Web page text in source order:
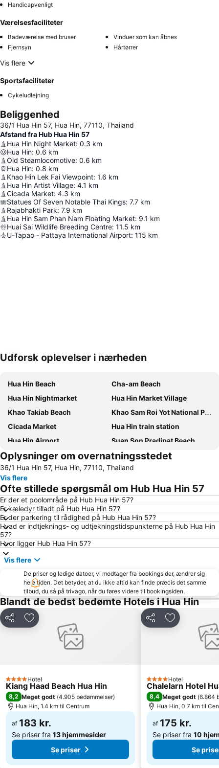
Handicapvenligt
Værelsesfaciliteter
Badeværelse med bruser
Vinduer som kan åbnes
Fjernsyn
Hårtørrer
Vis flere
Sportsfaciliteter
Cykeludlejning
Beliggenhed
36/1 Hua Hin 57, Hua Hin, 77110, Thailand
Afstand fra Hub Hua Hin 57
Hua Hin Night Market: 0.3 km
Hua Hin: 0.6 km
Old Steamlocomotive: 0.6 km
Hua Hin: 0.8 km
Khao Hin Lek Fai Viewpoint: 1.6 km
Hua Hin Artist Village: 4.1 km
Cicada Market: 4.3 km
Statues Of Seven Notable Thai Kings: 7.7 km
Rajabhakti Park: 7.9 km
Hua Hin Sam Phan Nam Floating Market: 9.1 km
Huai Sai Wildlife Breeding Centre: 11.5 km
U-Tapao - Pattaya International Airport: 115 km
Udvid kort
Udforsk oplevelser i nærheden
Hua Hin Beach
Cha-am Beach
Hua Hin Nightmarket
Hua Hin Market Village
Khao Takiab Beach
Khao Sam Roi Yot National Park
Cicada Market
Hua Hin train station
Hua Hin Airport
Suan Son Pradipat Beach
Oplysninger om overnatningsstedet
36/1 Hua Hin 57, Hua Hin, 77110, Thailand
Vis flere
Ofte stillede spørgsmål om Hub Hua Hin 57
Er der et poolområde på Hub Hua Hin 57?
Er kæledyr tilladt på Hub Hua Hin 57?
Er der parkering til rådighed på Hub Hua Hin 57?
Hvad er indtjeknings- og udtjekningstidspunkterne på Hub Hua Hin
57?
Hvor ligger Hub Hua Hin 57?
Vis flere
De priser og ledige datoer, vi modtager fra bookingsider, ændrer sig
hele tiden. Det betyder, at du ikke altid kan finde præcis det samme
tilbud, du så på trivago, når du føres videre til bookingsiden.
Blandt de bedst bedømte Hotels i Hua Hin
Del Føj til favoritter
4 Stjerner
Hotel
Kiang Haad Beach Hua Hin
8,2 Meget godt (4.905 bedømmelser)
Hua Hin, 1.4 km til Centrum
af 183 kr.
Se priser fra 13 hjemmesider
Se priser
Del Føj til
4 Stjerner
Hotel
Chalelarn Hotel
8,4 Meget godt (6.864
Hua Hin, 0.7 km til
af 175 kr.
Se priser fra 10
Se